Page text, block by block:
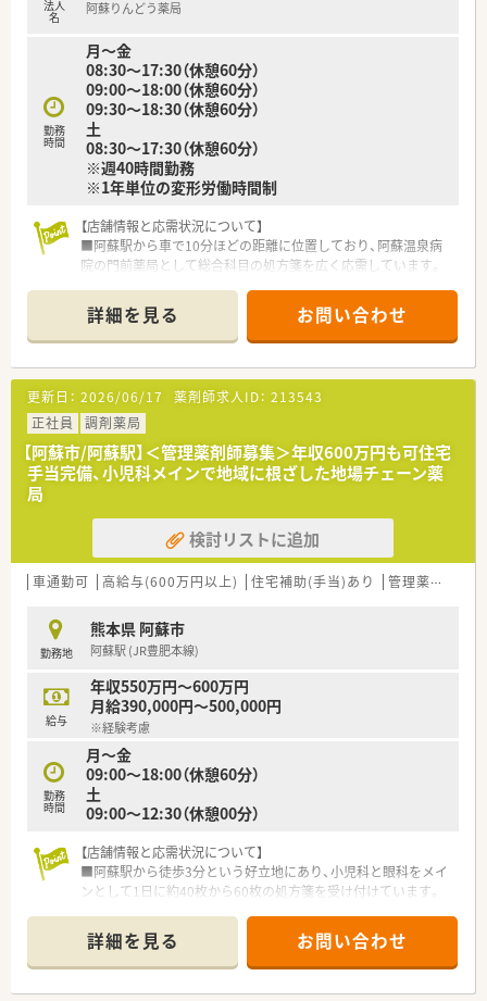
法人
名 阿蘇りんどう薬局
勤務
時間
月～金
08:30～17:30（休憩60分）
09:00～18:00（休憩60分）
09:30～18:30（休憩60分）
土
08:30～17:30（休憩60分）
※週40時間勤務
※1年単位の変形労働時間制
【店舗情報と応需状況について】
■阿蘇駅から車で10分ほどの距離に位置しており、阿蘇温泉病
院の門前薬局として総合科目の処方箋を広く応需しています。
地域で唯一の婦人科外来や透析などの専門的な処方も学べま
す。
■薬剤師は常勤3名と非常勤2名が在籍しており、在宅業務は現
在10件ほど対応するなど地域に根ざした活動を行っています。
【法人特徴について】
■熊本県内に約40店舗を展開する有力なチェーングループであ
り、東邦ホールディングス傘下として安定した経営基盤を誇りま
す。
■本部が備蓄配送センターの機能を担うことで、各店舗の備蓄コ
す。
■専門領域に特化した勉強会を多数開催しており、薬剤師が常に
高い専門性を維持できるよう研鑽を積む環境を整えています。
■熊本大学と共同で化粧品を開発しており、希望する薬剤師は商
品の企画や開発プロセスに直接携わることが認められていま
す。
■専門領域の勉強会での発表や執筆活動を通じて単位を取得で
きる、独自の社内認定資格制度を設けてレベルアップを図ってい
ます。
■在宅専用の事務所を本部前に設置しており、営業活動は専門部
署が行うことで薬剤師が調剤業務に専念できる体制を整えてい
ます。
詳細を見る お問い合わせ
更新日： 2026/06/17 薬剤師求人ID： 213543
正社員
調剤薬局
【阿蘇市/阿蘇駅】＜管理薬剤師募集＞年収600万円も可住宅
手当完備、小児科メインで地域に根ざした地場チェーン薬
局
検討リストに追加
車通勤可 高給与(600万円以上) 住宅補助(手当)あり 管理薬剤師
勤務地
熊本県 阿蘇市
阿蘇駅 (JR豊肥本線)
給与
年収550万円～600万円
月給390,000円～500,000円
※経験考慮
勤務
時間
月～金
09:00～18:00（休憩60分）
土
09:00～12:30（休憩00分）
【店舗情報と応需状況について】
■阿蘇駅から徒歩3分という好立地にあり、小児科と眼科をメイ
ンとして1日に約40枚から60枚の処方箋を受け付けています。
と共に地域の患者様へ寄り添った迅速な対応を日々行っていま
す。
■近隣にはコンビニエンスストアがあり、お昼休憩の際にも非常
に利便性が高く、忙しい合間でも快適に過ごせる周辺環境です。
詳細を見る お問い合わせ